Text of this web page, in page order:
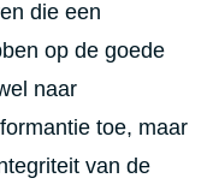
die een
op de goede
naar
toe, maar
van de